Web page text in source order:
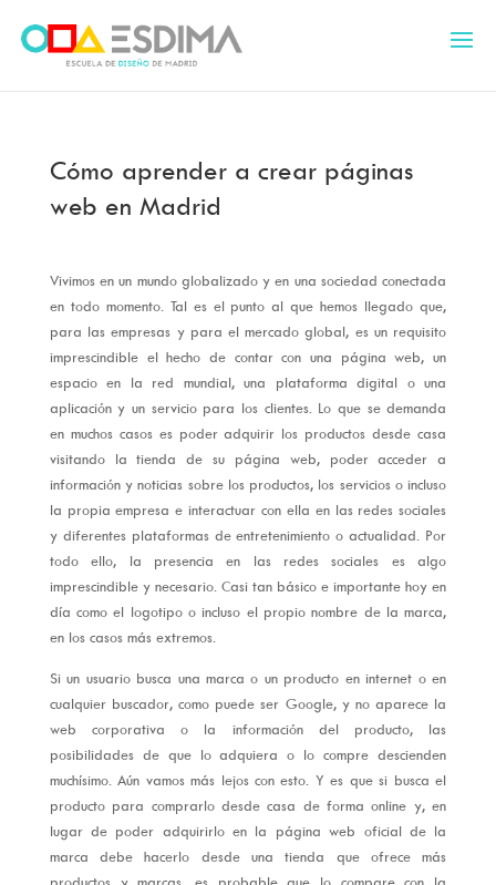
Cómo aprender a crear páginas
web en Madrid
Vivimos en un mundo globalizado y en una sociedad conectada
en todo momento. Tal es el punto al que hemos llegado que,
para las empresas y para el mercado global, es un requisito
imprescindible el hecho de contar con una página web, un
espacio en la red mundial, una plataforma digital o una
aplicación y un servicio para los clientes. Lo que se demanda
en muchos casos es poder adquirir los productos desde casa
visitando la tienda de su página web, poder acceder a
información y noticias sobre los productos, los servicios o incluso
la propia empresa e interactuar con ella en las redes sociales
y diferentes plataformas de entretenimiento o actualidad. Por
todo ello, la presencia en las redes sociales es algo
imprescindible y necesario. Casi tan básico e importante hoy en
día como el logotipo o incluso el propio nombre de la marca,
en los casos más extremos.
Si un usuario busca una marca o un producto en internet o en
cualquier buscador, como puede ser Google, y no aparece la
web corporativa o la información del producto, las
posibilidades de que lo adquiera o lo compre descienden
muchísimo. Aún vamos más lejos con esto. Y es que si busca el
producto para comprarlo desde casa de forma online y, en
lugar de poder adquirirlo en la página web oficial de la
marca debe hacerlo desde una tienda que ofrece más